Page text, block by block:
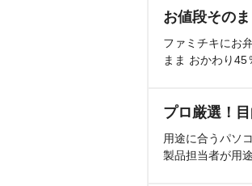
お値段その
ファミチキにお
まま おかわり45
プロ厳選！
用途に合うパソ
製品担当者が用